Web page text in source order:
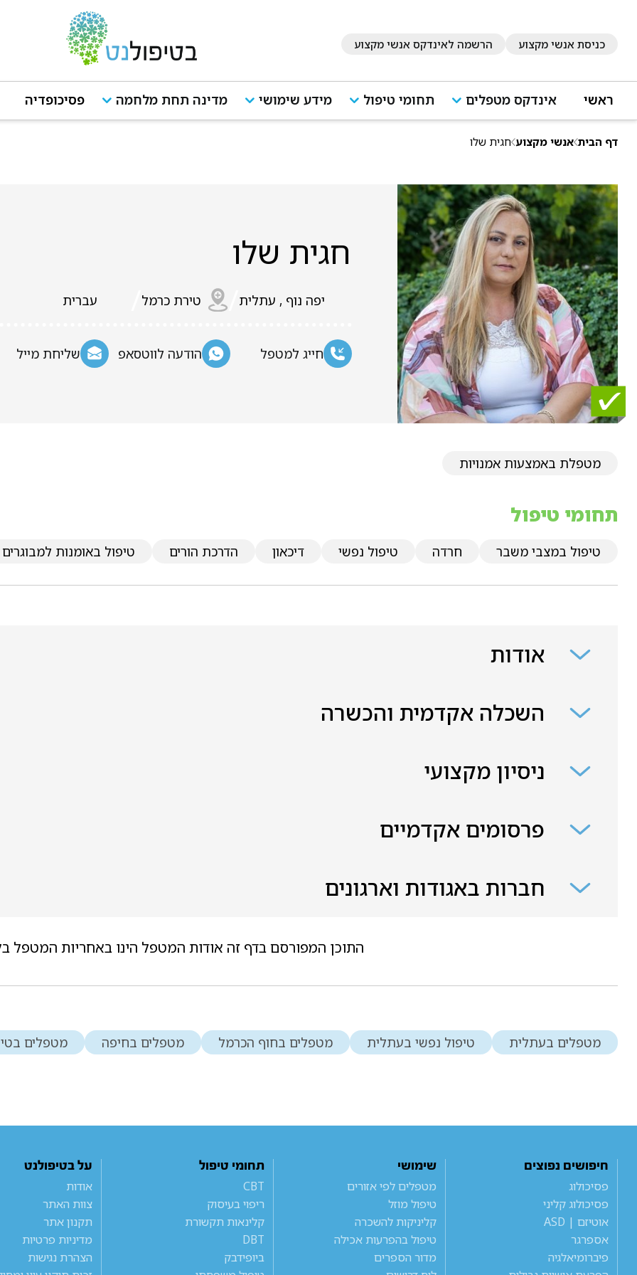
כניסת אנשי מקצוע הרשמה לאינדקס אנשי מקצוע
ראשי אינדקס מטפלים תחומי טיפול מידע שימושי מדינה תחת מלחמה פסיכופדיה
דף הבית אנשי מקצוע חגית שלו
חגית שלו
יפה נוף , עתלית טירת כרמל עברית
חייג למטפל הודעה לווטסאפ שליחת מייל
מטפלת באמצעות אמנויות
תחומי טיפול
טיפול במצבי משבר חרדה טיפול נפשי דיכאון הדרכת הורים טיפול באומנות למבוגרים
אודות
השכלה אקדמית והכשרה
ניסיון מקצועי
פרסומים אקדמיים
חברות באגודות וארגונים
התוכן המפורסם בדף זה אודות המטפל הינו באחריות המטפל
מטפלים בעתלית טיפול נפשי בעתלית מטפלים בחוף הכרמל מטפלים בחיפה מטפלים
חיפושים נפוצים
פסיכולוג
פסיכולוג קליני
אוטיזם | ASD
אספרגר
פיברומיאלגיה
שימושי
מטפלים לפי אזורים
טיפול מוזל
קליניקות להשכרה
טיפול בהפרעות אכילה
מדור הספרים
תחומי טיפול
CBT
ריפוי בעיסוק
קלינאות תקשורת
DBT
ביופידבק
על בטיפולנט
אודות
צוות האתר
תקנון אתר
מדיניות פרטיות
הצהרת נגישות